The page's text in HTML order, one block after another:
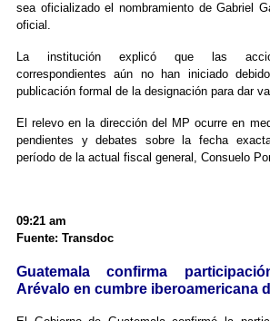
sea oficializado el nombramiento de Gabriel
oficial.
La institución explicó que las
correspondientes aún no han iniciado
publicación formal de la designación para dar
El relevo en la dirección del MP ocurre en
pendientes y debates sobre la fecha
período de la actual fiscal general, Consuelo
09:21 am
Fuente: Transdoc
Guatemala confirma
Arévalo en cumbre iberoamericana